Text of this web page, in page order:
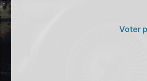
Voter